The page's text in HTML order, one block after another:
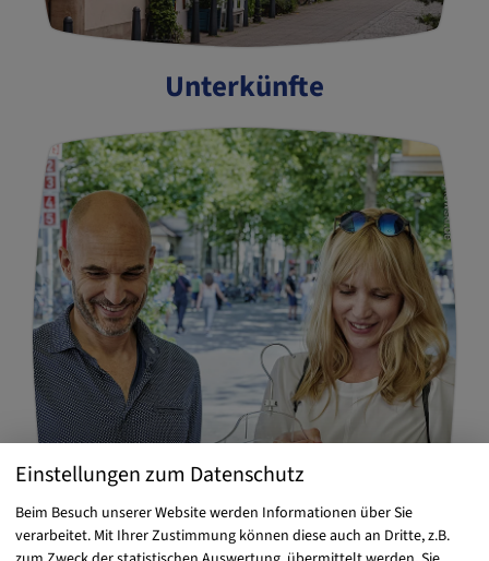
Unterkünfte
Einstellungen zum Datenschutz
Beim Besuch unserer Website werden Informationen über Sie
verarbeitet. Mit Ihrer Zustimmung können diese auch an Dritte, z.B.